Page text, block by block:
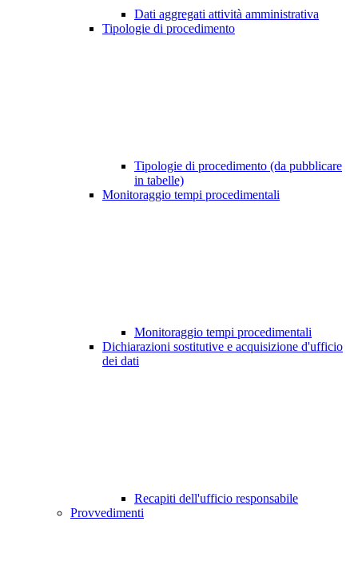
Dati aggregati attività amministrativa
Tipologie di procedimento
Tipologie di procedimento (da pubblicare
in tabelle)
Monitoraggio tempi procedimentali
Monitoraggio tempi procedimentali
Dichiarazioni sostitutive e acquisizione d'ufficio
dei dati
Recapiti dell'ufficio responsabile
Provvedimenti